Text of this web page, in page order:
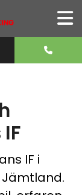
IF i